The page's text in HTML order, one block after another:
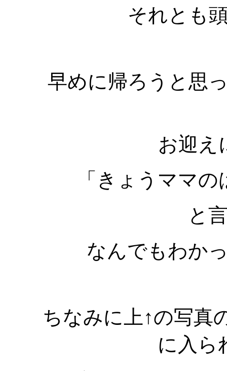
それとも
早めに帰ろうと思
お迎え
「きょうママ
と
なんでもわか
ちなみに上↑の写真
に入ら